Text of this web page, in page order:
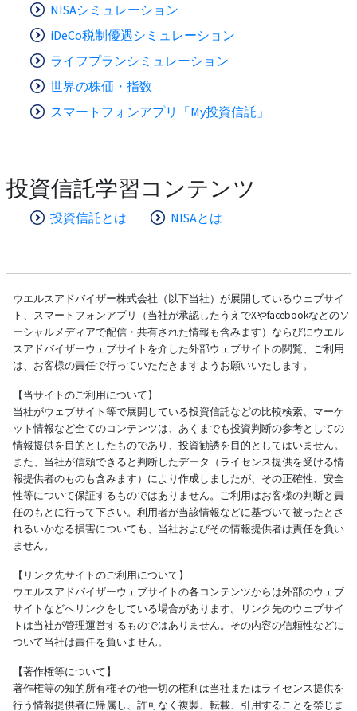
NISAシミュレーション
iDeCo税制優遇シミュレーション
ライフプランシミュレーション
世界の株価・指数
スマートフォンアプリ「My投資信託」
投資信託学習コンテンツ
投資信託とは NISAとは
ウエルスアドバイザー株式会社（以下当社）が展開しているウェブサイ
ト、スマートフォンアプリ（当社が承認したうえでXやfacebookなどのソ
ーシャルメディアで配信・共有された情報も含みます）ならびにウエル
スアドバイザーウェブサイトを介した外部ウェブサイトの閲覧、ご利用
は、お客様の責任で行っていただきますようお願いいたします。
【当サイトのご利用について】
当社がウェブサイト等で展開している投資信託などの比較検索、マーケ
ット情報など全てのコンテンツは、あくまでも投資判断の参考としての
情報提供を目的としたものであり、投資勧誘を目的としてはいません。
また、当社が信頼できると判断したデータ（ライセンス提供を受ける情
報提供者のものも含みます）により作成しましたが、その正確性、安全
性等について保証するものではありません。ご利用はお客様の判断と責
任のもとに行って下さい。利用者が当該情報などに基づいて被ったとさ
れるいかなる損害についても、当社およびその情報提供者は責任を負い
ません。
【リンク先サイトのご利用について】
ウエルスアドバイザーウェブサイトの各コンテンツからは外部のウェブ
サイトなどへリンクをしている場合があります。リンク先のウェブサイ
トは当社が管理運営するものではありません。その内容の信頼性などに
ついて当社は責任を負いません。
【著作権等について】
著作権等の知的所有権その他一切の権利は当社またはライセンス提供を
行う情報提供者に帰属し、許可なく複製、転載、引用することを禁じま